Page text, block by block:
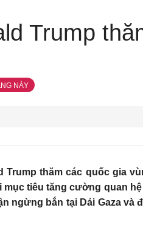
Trump
NÀY
Trump thăm các quốc gia
tiêu tăng cường quan
ngừng bắn tại Dải Gaza